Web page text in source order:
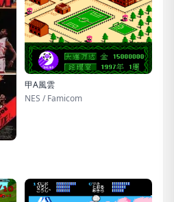
甲A風雲
NES / Famicom